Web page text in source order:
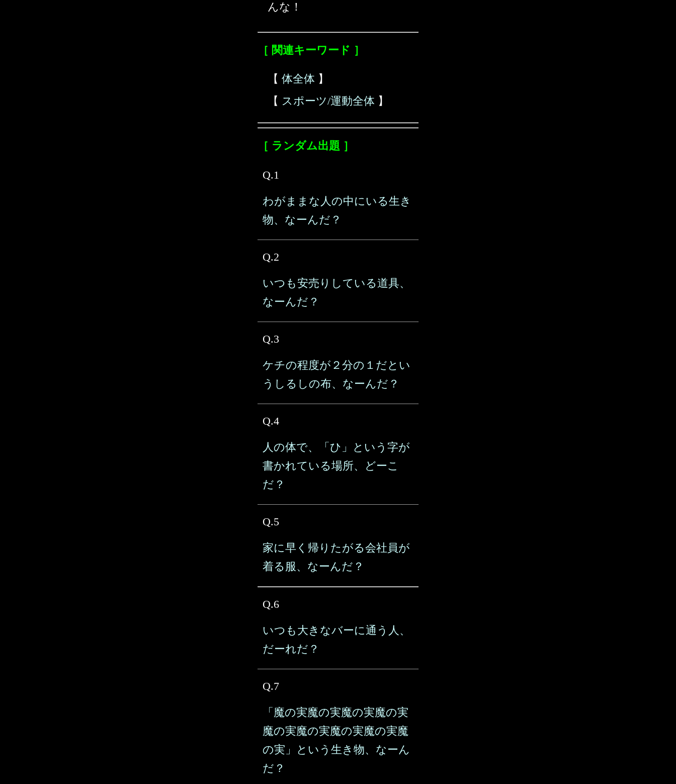
んな！
［ 関連キーワード ］
【 体全体 】
【 スポーツ/運動全体 】
［ ランダム出題 ］
Q.1
わがままな人の中にいる生き
物、なーんだ？
Q.2
いつも安売りしている道具、
なーんだ？
Q.3
ケチの程度が２分の１だとい
うしるしの布、なーんだ？
Q.4
人の体で、「ひ」という字が
書かれている場所、どーこ
だ？
Q.5
家に早く帰りたがる会社員が
着る服、なーんだ？
Q.6
いつも大きなバーに通う人、
だーれだ？
Q.7
「魔の実魔の実魔の実魔の実
魔の実魔の実魔の実魔の実魔
の実」という生き物、なーん
だ？